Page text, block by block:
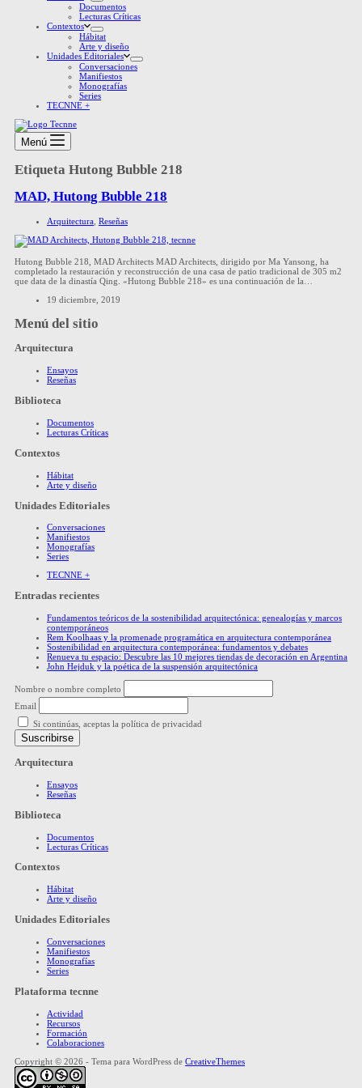
Documentos
Lecturas Críticas
Contextos
Hábitat
Arte y diseño
Unidades Editoriales
Conversaciones
Manifiestos
Monografías
Series
TECNNE +
Menú
Etiqueta Hutong Bubble 218
MAD, Hutong Bubble 218
Arquitectura Reseñas
Hutong Bubble 218, MAD Architects MAD Architects, dirigido por Ma Yansong, ha
completado la restauración y reconstrucción de una casa de patio tradicional de 305 m2
que data de la dinastía Qing. «Hutong Bubble 218» es una continuación de la…
19 diciembre, 2019
Menú del sitio
Arquitectura
Ensayos
Reseñas
Biblioteca
Documentos
Lecturas Críticas
Contextos
Hábitat
Arte y diseño
Unidades Editoriales
Conversaciones
Manifiestos
Monografías
Series
TECNNE +
Entradas recientes
Fundamentos teóricos de la sostenibilidad arquitectónica: genealogías y marcos
contemporáneos
Rem Koolhaas y la promenade programática en arquitectura contemporánea
Sostenibilidad en arquitectura contemporánea: fundamentos y debates
Renueva tu espacio: Descubre las 10 mejores tiendas de decoración en Argentina
John Hejduk y la poética de la suspensión arquitectónica
Nombre o nombre completo
Email
Si continúas, aceptas la política de privacidad
Arquitectura
Ensayos
Reseñas
Biblioteca
Documentos
Lecturas Críticas
Contextos
Hábitat
Arte y diseño
Unidades Editoriales
Conversaciones
Manifiestos
Monografías
Series
Plataforma tecnne
Actividad
Recursos
Formación
Colaboraciones
Copyright © 2026 - Tema para WordPress de CreativeThemes